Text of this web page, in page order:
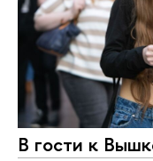
В гости к